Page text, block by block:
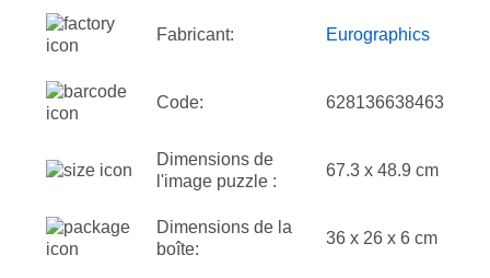
Fabricant: Eurographics
Code: 628136638463
Dimensions de
l'image puzzle :
67.3 x 48.9 cm
Dimensions de la
boîte:
36 x 26 x 6 cm